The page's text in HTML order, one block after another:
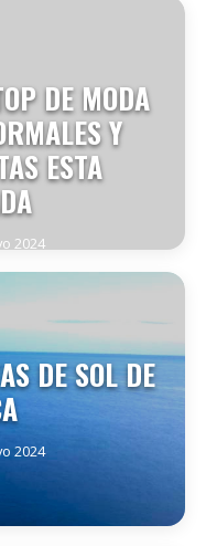
DE MODA
Y
ESTA
2024
DE SOL DE
2024